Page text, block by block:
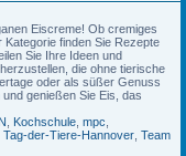
Eiscreme! Ob cremiges
finden Sie Rezepte
Sie Ihre Ideen und
die ohne tierische
oder als süßer Genuss
genießen Sie Eis, das
Kochschule mpc
Tag-der-Tiere-Hannover Team